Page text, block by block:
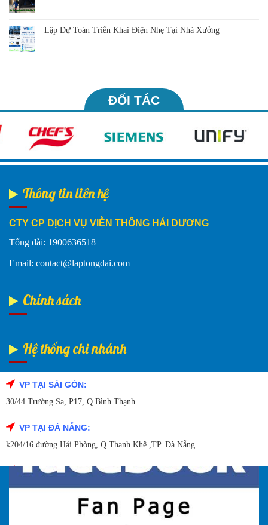
Lập Dự Toán Triển Khai Điện Nhẹ Tại Nhà Xưởng
ĐỐI TÁC
Thông tin liên hệ
CTY CP DỊCH VỤ VIỄN THÔNG HẢI DƯƠNG
Tổng đài: 1900636518
Email: contact@laptongdai.com
Chính sách
Hệ thống chi nhánh
VP TẠI SÀI GÒN:
30/44 Trường Sa, P17, Q Bình Thạnh
VP TẠI ĐÀ NẴNG:
k204/16 đường Hải Phòng, Q.Thanh Khê ,TP. Đà Nẵng
VP TẠI HẢI DƯƠNG:
Số 9/14 – P.Tứ Thông – TP Hải Dương
VP TẠI HẢI PHÒNG:
Fanpage Facebook